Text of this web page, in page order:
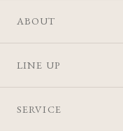
ABOUT
LINE UP
SERVICE